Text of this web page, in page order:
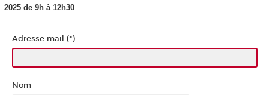
2025 de 9h à 12h30
Adresse mail (*)
Nom